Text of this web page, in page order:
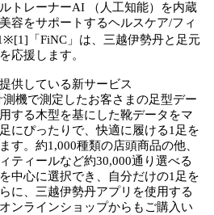
トレーナーAI （人工知能）を内蔵
容をサポートするヘルスケア/フィ
「FiNC」は、三越伊勢丹と足元
応援します。
供している新サービス
測機で測定したお客さまの足型デー
する木型を基にした靴データをマ
にぴったりで、快適に履ける1足を
す。約1,000種類の店頭商品の他、
ティールなど約30,000通り選べる
中心に選択でき、自分だけの1足を
に、三越伊勢丹アプリを使用する
ンラインショップからもご購入い